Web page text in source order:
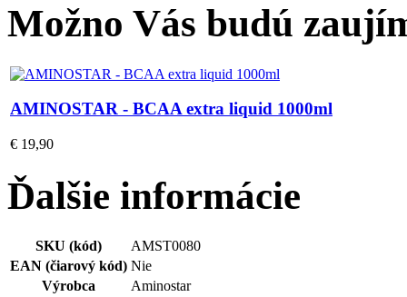
Možno Vás budú
AMINOSTAR - BCAA extra liquid 1000ml
€ 19,90
Ďalšie informácie
SKU (kód)
AMST0080
EAN (čiarový kód) Nie
Výrobca
Aminostar